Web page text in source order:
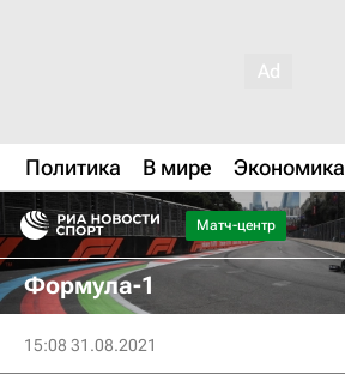
Политика В мире Экономика
Матч-центр
Формула-1
15:08 31.08.2021